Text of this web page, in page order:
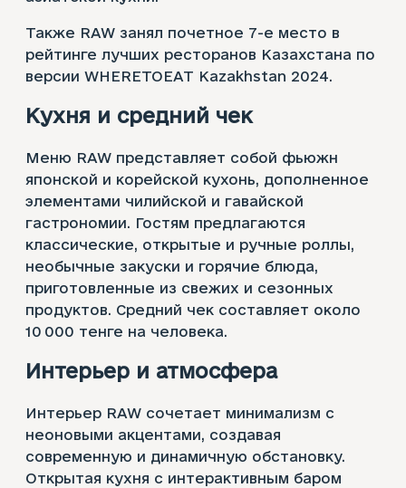
Также RAW занял почетное 7-е место в
рейтинге лучших ресторанов Казахстана по
версии WHERETOEAT Kazakhstan 2024.
Кухня и средний чек
Меню RAW представляет собой фьюжн
японской и корейской кухонь, дополненное
элементами чилийской и гавайской
гастрономии. Гостям предлагаются
классические, открытые и ручные роллы,
необычные закуски и горячие блюда,
приготовленные из свежих и сезонных
продуктов. Средний чек составляет около
10 000 тенге на человека.
Интерьер и атмосфера
Интерьер RAW сочетает минимализм с
неоновыми акцентами, создавая
современную и динамичную обстановку.
Открытая кухня с интерактивным баром